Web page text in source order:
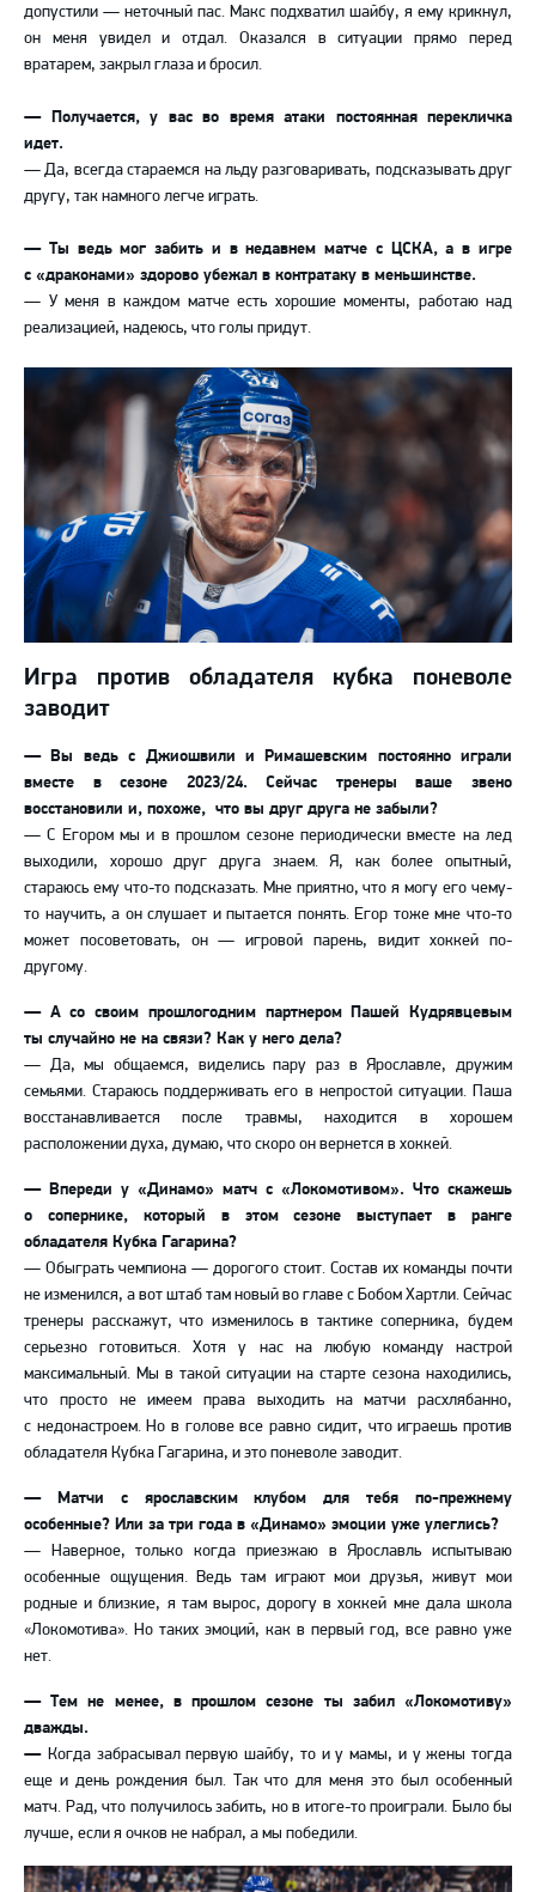
допустили — неточный пас. Макс подхватил шайбу, я ему крикнул,
он меня увидел и отдал. Оказался в ситуации прямо перед
вратарем, закрыл глаза и бросил.
— Получается, у вас во время атаки постоянная перекличка
идет.
— Да, всегда стараемся на льду разговаривать, подсказывать друг
другу, так намного легче играть.
— Ты ведь мог забить и в недавнем матче с ЦСКА, а в игре
с «драконами» здорово убежал в контратаку в меньшинстве.
— У меня в каждом матче есть хорошие моменты, работаю над
реализацией, надеюсь, что голы придут.
Игра против обладателя кубка поневоле
заводит
— Вы ведь с Джиошвили и Римашевским постоянно играли
вместе в сезоне 2023/24. Сейчас тренеры ваше звено
восстановили и, похоже, что вы друг друга не забыли?
— С Егором мы и в прошлом сезоне периодически вместе на лед
выходили, хорошо друг друга знаем. Я, как более опытный,
стараюсь ему что-то подсказать. Мне приятно, что я могу его чему-
то научить, а он слушает и пытается понять. Егор тоже мне что-то
может посоветовать, он — игровой парень, видит хоккей по-
другому.
— А со своим прошлогодним партнером Пашей Кудрявцевым
ты случайно не на связи? Как у него дела?
— Да, мы общаемся, виделись пару раз в Ярославле, дружим
семьями. Стараюсь поддерживать его в непростой ситуации. Паша
восстанавливается после травмы, находится в хорошем
расположении духа, думаю, что скоро он вернется в хоккей.
— Впереди у «Динамо» матч с «Локомотивом». Что скажешь
о сопернике, который в этом сезоне выступает в ранге
обладателя Кубка Гагарина?
— Обыграть чемпиона — дорогого стоит. Состав их команды почти
не изменился, а вот штаб там новый во главе с Бобом Хартли. Сейчас
тренеры расскажут, что изменилось в тактике соперника, будем
серьезно готовиться. Хотя у нас на любую команду настрой
максимальный. Мы в такой ситуации на старте сезона находились,
что просто не имеем права выходить на матчи расхлябанно,
с недонастроем. Но в голове все равно сидит, что играешь против
обладателя Кубка Гагарина, и это поневоле заводит.
— Матчи с ярославским клубом для тебя по-прежнему
особенные? Или за три года в «Динамо» эмоции уже улеглись?
— Наверное, только когда приезжаю в Ярославль испытываю
особенные ощущения. Ведь там играют мои друзья, живут мои
родные и близкие, я там вырос, дорогу в хоккей мне дала школа
«Локомотива». Но таких эмоций, как в первый год, все равно уже
нет.
— Тем не менее, в прошлом сезоне ты забил «Локомотиву»
дважды.
— Когда забрасывал первую шайбу, то и у мамы, и у жены тогда
еще и день рождения был. Так что для меня это был особенный
матч. Рад, что получилось забить, но в итоге-то проиграли. Было бы
лучше, если я очков не набрал, а мы победили.